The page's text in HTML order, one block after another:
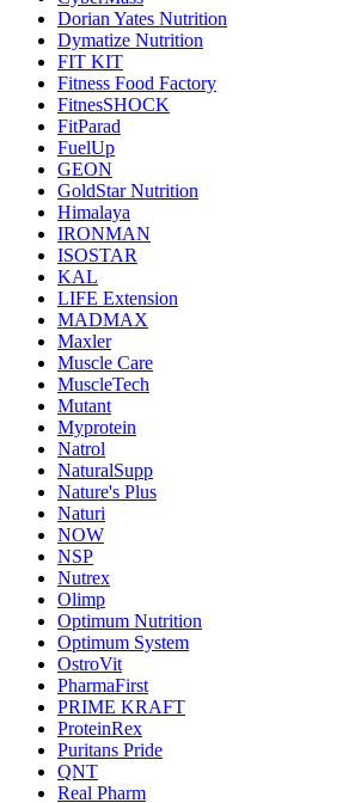
Dorian Yates Nutrition
Dymatize Nutrition
FIT KIT
Fitness Food Factory
FitnesSHOCK
FitParad
FuelUp
GEON
GoldStar Nutrition
Himalaya
IRONMAN
ISOSTAR
KAL
LIFE Extension
MADMAX
Maxler
Muscle Care
MuscleTech
Mutant
Myprotein
Natrol
NaturalSupp
Nature's Plus
Naturi
NOW
NSP
Nutrex
Olimp
Optimum Nutrition
Optimum System
OstroVit
PharmaFirst
PRIME KRAFT
ProteinRex
Puritans Pride
QNT
Real Pharm